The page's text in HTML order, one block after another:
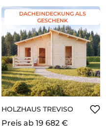
DACHEINDECKUNG ALS
GESCHENK
HOLZHAUS TREVISO
Preis ab 19 682 €